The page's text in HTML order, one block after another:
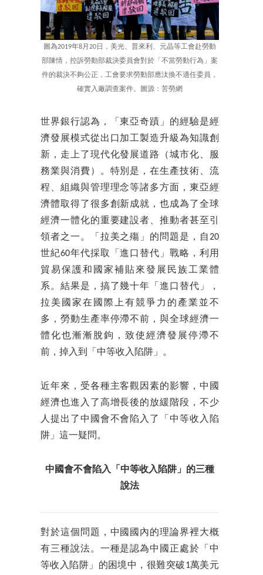
圖為2019年8月20日，美光、普來利、元晶等工會赴勞動
部陳情，控訴勞動部裁決委員會對於「不當勞動行為」案
件的裁決不夠公正，工會要求勞動部應汰換不適任委員，
確實入廠調查案件。圖源：苦勞網
世界銀行認為，「東亞奇蹟」的經驗是經
濟發展模式從出口加工製造升級為知識創
新，走上了現代化發展道路（城市化、服
務業與消費）。特別是，在生產技術、流
程、組織與管理理念等諸多方面，東亞經
濟體取得了很多創新成就，也成為了全球
經濟一體化的重要建設者、推動者甚至引
領者之一。「拉美之殤」的問題是，自20
世紀60年代採取「進口替代」戰略，利用
貿易保護和國家補貼來發展民族工業體
系。結果是，搞了幾十年「進口替代」，
拉美國家在國際上有競爭力的產業並不
多，勞動生產率停滯不前，與全球經濟一
體化也漸漸脫鉤，致使經濟發展停滯不
前，掉入到「中等收入陷阱」。
近年來，受各種主客觀因素的影響，中國
經濟也進入了高增長後的放緩階段，不少
人提出了中國會不會陷入了「中等收入陷
阱」這一疑問。
中國會不會陷入「中等收入陷阱」的三種
說法
對於這個問題，中國國內的理論界裡大概
有三種說法。一種是認為中國正處於「中
等收入陷阱」的困境中，很難突破1萬美元